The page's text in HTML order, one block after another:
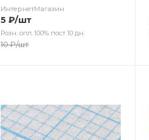
ИнтернетМагазин
5 ₽/шт
Розн. опл.:100% пост 10 дн.
10₽/шт